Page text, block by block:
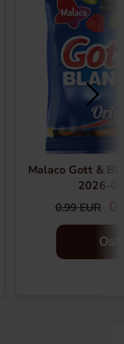
Malaco Gott &
2026-
0.99 EUR